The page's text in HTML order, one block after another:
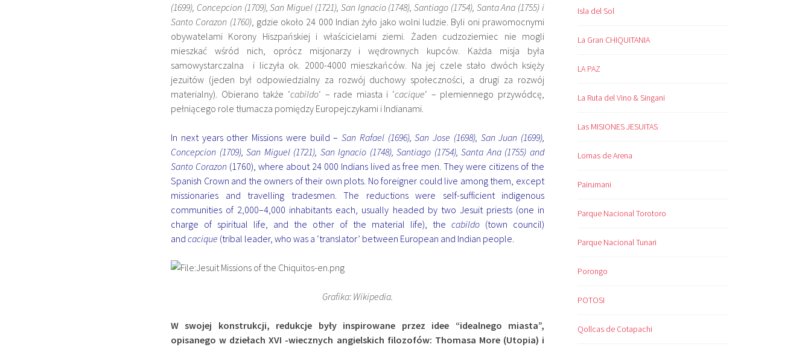
(1699), Concepcion (1709), San Miguel (1721), San Ignacio (1748), Santiago (1754), Santa Ana (1755) i
Santo Corazon (1760), gdzie około 24 000 Indian żyło jako wolni ludzie. Byli oni prawomocnymi
obywatelami Korony Hiszpańskiej i właścicielami ziemi. Żaden cudzoziemiec nie mogli
mieszkać wśród nich, oprócz misjonarzy i wędrownych kupców. Każda misja była
samowystarczalna i liczyła ok. 2000-4000 mieszkańców. Na jej czele stało dwóch księży
jezuitów (jeden był odpowiedzialny za rozwój duchowy społeczności, a drugi za rozwój
materialny). Obierano także ‘cabildo‘ – rade miasta i ‘cacique‘ – plemiennego przywódcę,
pełniącego role tłumacza pomiędzy Europejczykami i Indianami.
In next years other Missions were build – San Rafael (1696), San Jose (1698), San Juan (1699),
Concepcion (1709), San Miguel (1721), San Ignacio (1748), Santiago (1754), Santa Ana (1755) and
Santo Corazon (1760), where about 24 000 Indians lived as free men. They were citizens of the
Spanish Crown and the owners of their own plots. No foreigner could live among them, except
missionaries and travelling tradesmen. The reductions were self-sufficient indigenous
communities of 2,000–4,000 inhabitants each, usually headed by two Jesuit priests (one in
charge of spiritual life, and the other of the material life), the cabildo (town council)
and cacique (tribal leader, who was a ‘translator’ between European and Indian people.
Grafika: Wikipedia.
W swojej konstrukcji, redukcje były inspirowane przez idee “idealnego miasta”,
opisanego w dziełach XVI -wiecznych angielskich filozofów: Thomasa More (Utopia) i
Isla del Sol
La Gran CHIQUITANIA
LA PAZ
La Ruta del Vino & Singani
Las MISIONES JESUITAS
Lomas de Arena
Pairumani
Parque Nacional Torotoro
Parque Nacional Tunari
Porongo
POTOSI
Qollcas de Cotapachi